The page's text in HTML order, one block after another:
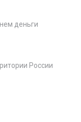
деньги
России